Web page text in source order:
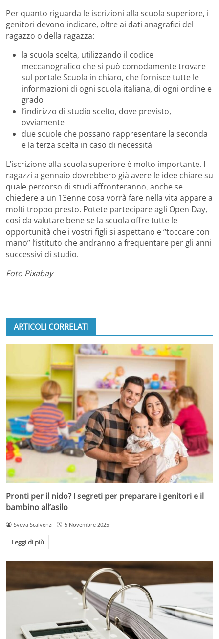
Per quanto riguarda le iscrizioni alla scuola superiore, i
genitori devono indicare, oltre ai dati anagrafici del
ragazzo o della ragazza:
la scuola scelta, utilizzando il codice
meccanografico che si può comodamente trovare
sul portale Scuola in chiaro, che fornisce tutte le
informazioni di ogni scuola italiana, di ogni ordine e
grado
l’indirizzo di studio scelto, dove previsto,
ovviamente
due scuole che possano rappresentare la seconda
e la terza scelta in caso di necessità
L’iscrizione alla scuola superiore è molto importante. I
ragazzi a gennaio dovrebbero già avere le idee chiare su
quale percorso di studi affronteranno, anche se
chiedere a un 13enne cosa vorrà fare nella vita appare a
molti troppo presto. Potete partecipare agli Open Day,
così da valutare bene se la scuola offre tutte le
opportunità che i vostri figli si aspettano e “toccare con
mano” l’istituto che andranno a frequentare per gli anni
successivi di studio.
Foto Pixabay
ARTICOLI CORRELATI
Pronti per il nido? I segreti per preparare i genitori e il
bambino all’asilo
Sveva Scalvenzi 5 Novembre 2025
Leggi di più